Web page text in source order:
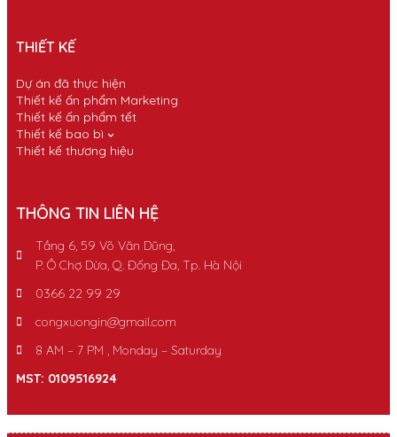
THIẾT KẾ
Dự án đã thực hiện
Thiết kế ấn phẩm Marketing
Thiết kế ấn phẩm tết
Thiết kế bao bì
Thiết kế thương hiệu
THÔNG TIN LIÊN HỆ
Tầng 6, 59 Võ Văn Dũng,
P. Ô Chợ Dừa, Q. Đống Đa, Tp. Hà Nội
0366 22 99 29
congxuongin@gmail.com
8 AM – 7 PM , Monday – Saturday
MST: 0109516924